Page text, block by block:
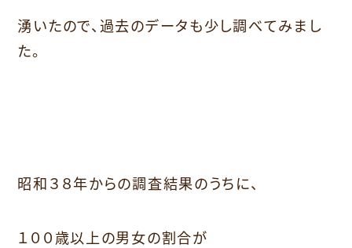
湧いたので、過去のデータも少し調べてみまし
た。
昭和３８年からの調査結果のうちに、
１００歳以上の男女の割合が